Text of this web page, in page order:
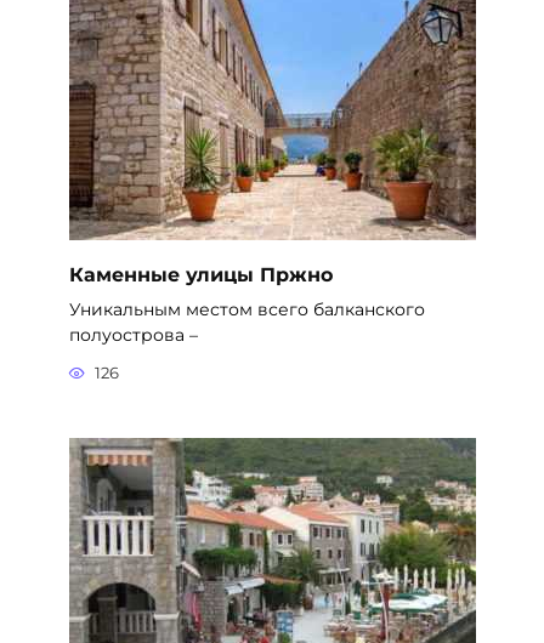
Каменные улицы Пржно
Уникальным местом всего балканского
полуострова –
126